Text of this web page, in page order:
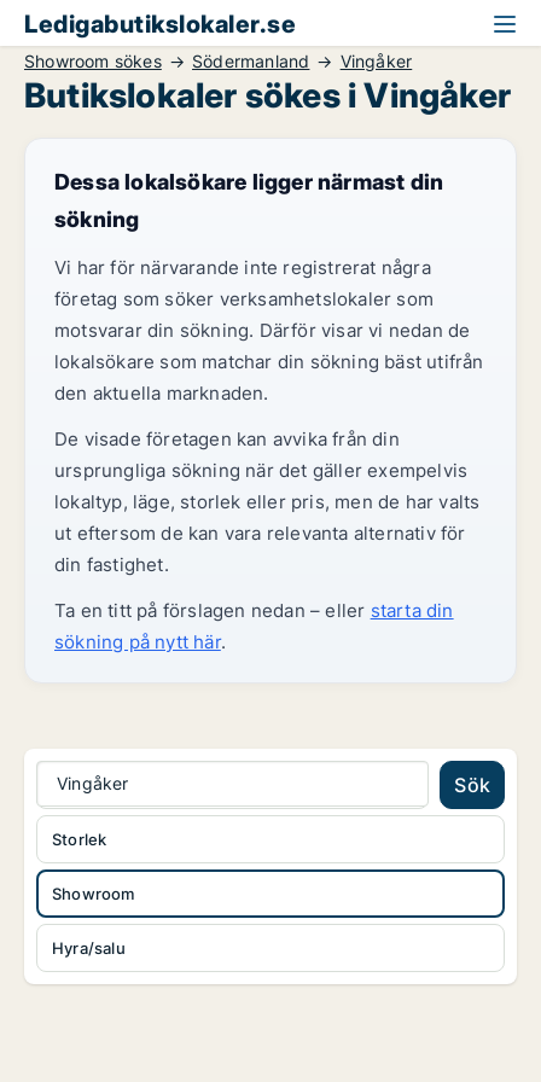
Ledigabutikslokaler.se
Showroom sökes Södermanland Vingåker
Butikslokaler sökes i Vingåker
Dessa lokalsökare ligger närmast din
sökning
Vi har för närvarande inte registrerat några
företag som söker verksamhetslokaler som
motsvarar din sökning. Därför visar vi nedan de
lokalsökare som matchar din sökning bäst utifrån
den aktuella marknaden.
De visade företagen kan avvika från din
ursprungliga sökning när det gäller exempelvis
lokaltyp, läge, storlek eller pris, men de har valts
ut eftersom de kan vara relevanta alternativ för
din fastighet.
Ta en titt på förslagen nedan – eller starta din
sökning på nytt här.
Vingåker Sök
Showroom
Hyra/salu
Storlek